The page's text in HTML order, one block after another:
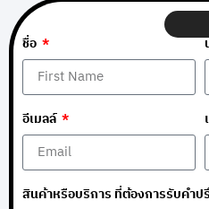
ชื่อ
อีเมลล์
สินค้าหรือบริการ ที่ต้องการรับคำป